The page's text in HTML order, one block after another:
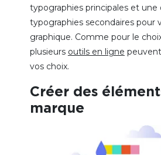
typographies principales et une
typographies secondaires pour
graphique. Comme pour le
plusieurs outils en ligne
vos choix.
Créer des
marque